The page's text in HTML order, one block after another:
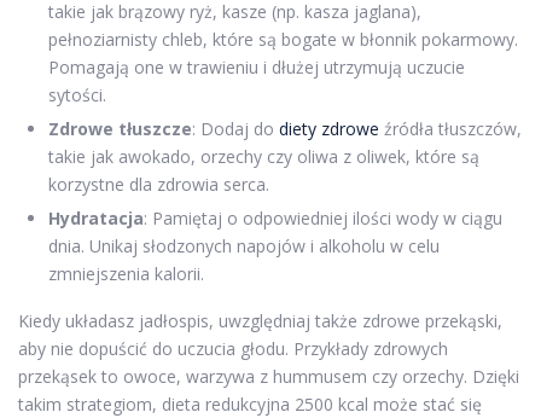
takie jak brązowy ryż, kasze (np. kasza jaglana),
pełnoziarnisty chleb, które są bogate w błonnik pokarmowy.
Pomagają one w trawieniu i dłużej utrzymują uczucie
sytości.
Zdrowe tłuszcze: Dodaj do diety zdrowe źródła tłuszczów,
takie jak awokado, orzechy czy oliwa z oliwek, które są
korzystne dla zdrowia serca.
Hydratacja: Pamiętaj o odpowiedniej ilości wody w ciągu
dnia. Unikaj słodzonych napojów i alkoholu w celu
zmniejszenia kalorii.
Kiedy układasz jadłospis, uwzględniaj także zdrowe przekąski,
aby nie dopuścić do uczucia głodu. Przykłady zdrowych
przekąsek to owoce, warzywa z hummusem czy orzechy. Dzięki
takim strategiom, dieta redukcyjna 2500 kcal może stać się